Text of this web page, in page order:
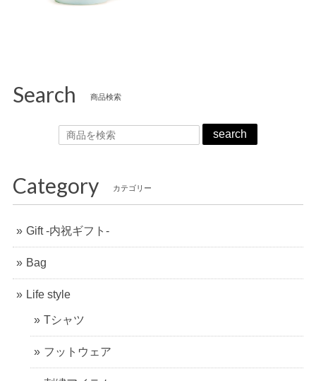
Search 商品検索
search
Category カテゴリー
Gift -内祝ギフト-
Bag
Life style
Tシャツ
フットウェア